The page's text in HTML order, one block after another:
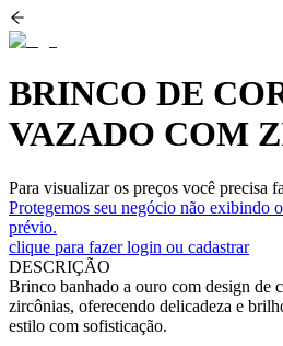
BRINCO DE
VAZADO COM
Para visualizar os preços você precisa
Protegemos seu negócio não exibindo
prévio.
clique para fazer login ou cadastrar
DESCRIÇÃO
Brinco banhado a ouro com design de
zircônias, oferecendo delicadeza e
estilo com sofisticação.